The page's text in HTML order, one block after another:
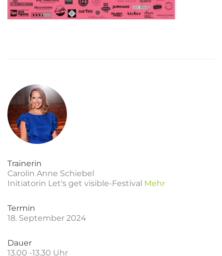
Trainerin
Carolin Anne Schiebel
Initiatorin Let's get visible-Festival Mehr
Termin
18. September 2024
Dauer
13.00 -13.30 Uhr